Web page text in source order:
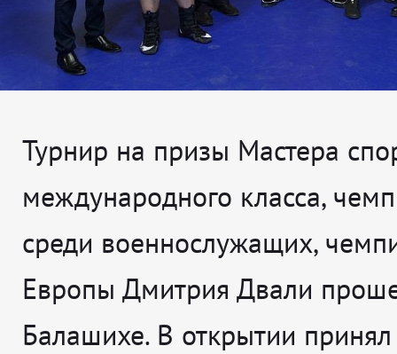
Турнир на призы Мастера
международного класса,
среди военнослужащих,
Европы Дмитрия Двали
Балашихе. В открытии принял